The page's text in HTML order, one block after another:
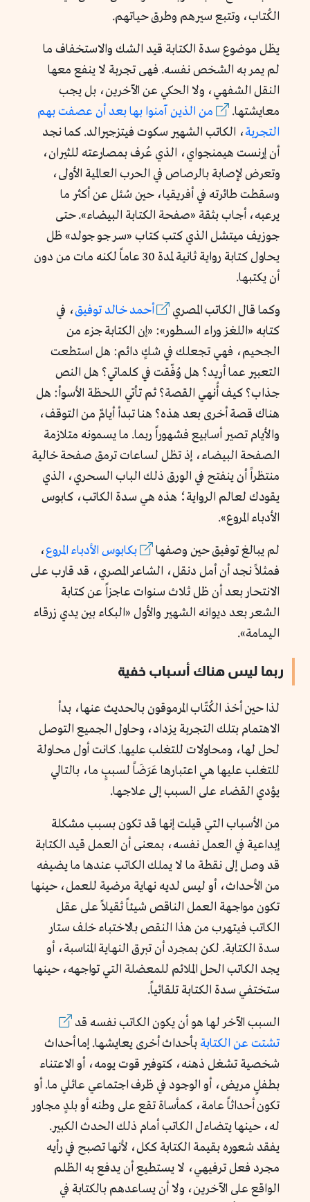
الكُتاب، وتتبع سيرهم وطرق حياتهم.
يظل موضوع سدة الكتابة قيد الشك والاستخفاف ما
لم يمر به الشخص نفسه. فهى تجربة لا ينفع معها
النقل الشفهي، ولا الحكي عن الآخرين، بل يجب
معايشتها.
من الذين آمنوا بها بعد أن عصفت بهم
التجربة، الكاتب الشهير سكوت فيتزجيرالد. كما نجد
أن إرنست هيمنجواي، الذي عُرف بمصارعته للثيران،
وتعرض لإصابة بالرصاص في الحرب العالمية الأولى،
وسقطت طائرته في أفريقيا، حين سُئل عن أكثر ما
يرعبه، أجاب بثقة «صفحة الكتابة البيضاء». حتى
جوزيف ميتشل الذي كتب كتاب «سر جو جولد» ظل
يحاول كتابة رواية ثانية لمدة 30 عاماً لكنه مات من دون
أن يكتبها.
وكما قال الكاتب المصري أحمد خالد توفيق، في
كتابه «اللغز وراء السطور»: «إن الكتابة جزء من
الجحيم، فهي تجعلك في شكٍ دائم: هل استطعت
التعبير عما أريد؟ هل وُفّقت في كلماتي؟ هل النص
جذاب؟ كيف أُنهي القصة؟ ثم تأتي اللحظة الأسوأ: هل
هناك قصة أخرى بعد هذه؟ هنا تبدأ أيامٌ من التوقف،
والأيام تصير أسابيع فشهوراً ربما. ما يسمونه متلازمة
الصفحة البيضاء، إذ تظل لساعات ترمق صفحة خالية
منتظراً أن ينفتح في الورق ذلك الباب السحري، الذي
يقودك لعالم الرواية؛ هذه هي سدة الكاتب، كابوس
الأدباء المروع».
لم يبالغ توفيق حين وصفها بكابوس الأدباء المروع،
فمثلاً نجد أن أمل دنقل، الشاعر المصري، قد قارب على
الانتحار بعد أن ظل ثلاث سنوات عاجزاً عن كتابة
الشعر بعد ديوانه الشهير والأول «البكاء بين يدي زرقاء
اليمامة».
ربما ليس هناك أسباب خفية
لذا حين أخذ الكُتّاب المرموقون بالحديث عنها، بدأ
الاهتمام بتلك التجربة يزداد، وحاول الجميع التوصل
لحل لها، ومحاولات للتغلب عليها. كانت أول محاولة
للتغلب عليها هي اعتبارها عَرَضَاً لسببٍ ما، بالتالي
يؤدي القضاء على السبب إلى علاجها.
من الأسباب التي قيلت إنها قد تكون بسبب مشكلة
إبداعية في العمل نفسه، بمعنى أن العمل قيد الكتابة
قد وصل إلى نقطة ما لا يملك الكاتب عندها ما يضيفه
من الأحداث، أو ليس لديه نهاية مرضية للعمل، حينها
تكون مواجهة العمل الناقص شيئاً ثقيلاً على عقل
الكاتب فيتهرب من هذا النقص بالاختباء خلف ستار
سدة الكتابة. لكن بمجرد أن تبرق النهاية المناسبة، أو
يجد الكاتب الحل الملائم للمعضلة التي تواجهه، حينها
ستختفي سدة الكتابة تلقائياً.
السبب الآخر لها هو أن يكون الكاتب نفسه قد
تشتت عن الكتابة بأحداث أخرى يعايشها. إما أحداث
شخصية تشغل ذهنه، كتوفير قوت يومه، أو الاعتناء
بطفلٍ مريض، أو الوجود في ظرف اجتماعي عائلي ما. أو
تكون أحداثاً عامة، كمأساة تقع على وطنه أو بلدٍ مجاور
له، حينها يتضاءل الكاتب أمام ذلك الحدث الكبير.
يفقد شعوره بقيمة الكتابة ككل، لأنها تصبح في رأيه
مجرد فعل ترفيهي، لا يستطيع أن يدفع به الظلم
الواقع على الآخرين، ولا أن يساعدهم بالكتابة في